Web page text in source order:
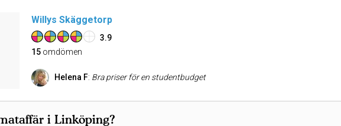
Willys Skäggetorp
3.9
15 omdömen
Helena F: Bra priser för en studentbudget
i Linköping?